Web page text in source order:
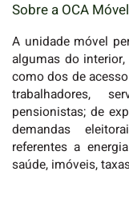
Sobre a OCA Móvel
A unidade móvel
algumas do
como dos de
trabalhadores,
pensionistas; de
demandas
referentes a
saúde, imóveis,